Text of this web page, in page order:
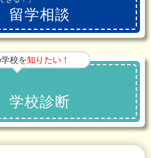
留学相談
校を知りたい！
学校診断